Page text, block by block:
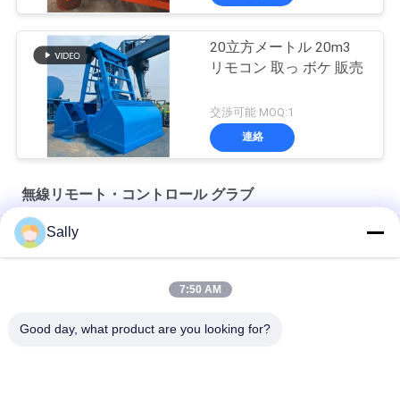
20立方メートル 20m3
リモコン 取っ ボケ 販売
交渉可能 MOQ:1
連絡
無線リモート・コントロール グラブ
100mの無線のリモート・コントロール グラブ
Sally
7:50 AM
Good day, what product are you looking for?